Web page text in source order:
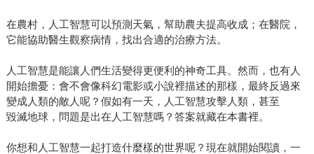
在農村，人工智慧可以預測天氣，幫助農夫提高收成；在醫院，
它能協助醫生觀察病情，找出合適的治療方法。
人工智慧是能讓人們生活變得更便利的神奇工具。然而，也有人
開始擔憂：會不會像科幻電影或小說裡描述的那樣，最終反過來
變成人類的敵人呢？假如有一天，人工智慧攻擊人類，甚至
毀滅地球，問題是出在人工智慧嗎？答案就藏在本書裡。
你想和人工智慧一起打造什麼樣的世界呢？現在就開始閱讀，一